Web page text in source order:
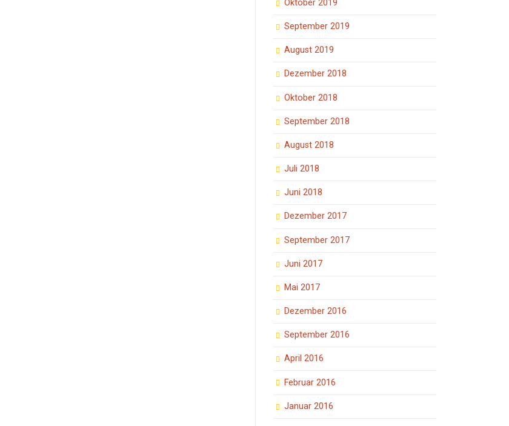
Oktober 2019
September 2019
August 2019
Dezember 2018
Oktober 2018
September 2018
August 2018
Juli 2018
Juni 2018
Dezember 2017
September 2017
Juni 2017
Mai 2017
Dezember 2016
September 2016
April 2016
Februar 2016
Januar 2016